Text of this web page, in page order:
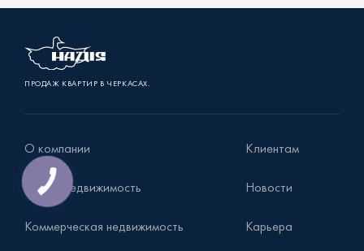
Уточнить наличие
ПРОДАЖ КВАРТИР В ЧЕРКАСАХ.
О компании Клиентам
Жилая недвижимость Новости
Коммерческая недвижимость Карьера